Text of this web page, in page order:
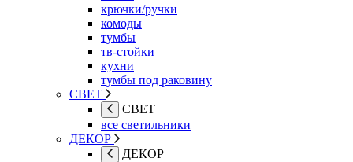
крючки/ручки
комоды
тумбы
тв-стойки
кухни
тумбы под раковину
СВЕТ
СВЕТ
все светильники
ДЕКОР
ДЕКОР